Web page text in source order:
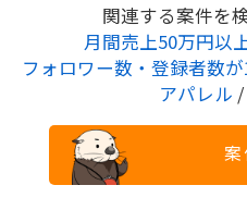
関連する案件を
月間売上50万円以
フォロワー数・登録者数
アパレル /